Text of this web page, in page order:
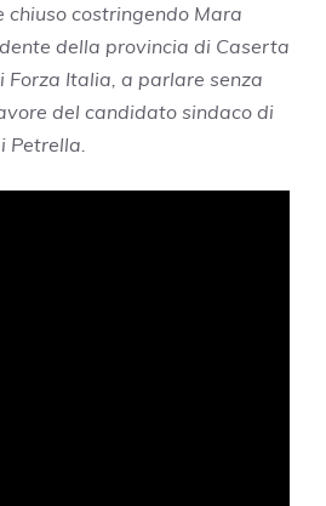
chiuso costringendo Mara
della provincia di Caserta
Forza Italia, a parlare senza
del candidato sindaco di
Petrella.